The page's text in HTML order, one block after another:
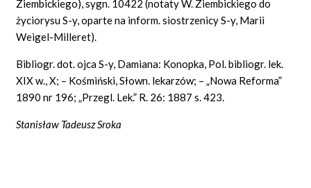
Ziembickiego), sygn. 10422 (notaty W. Ziembickiego do
życiorysu S-y, oparte na inform. siostrzenicy S-y, Marii
Weigel-Milleret).
Bibliogr.dot.ojca S-y, Damiana: Konopka, Pol. bibliogr. lek.
XIX w., X; – Kośmiński, Słown. lekarzów; – „Nowa Reforma”
1890 nr 196; „Przegl. Lek.” R. 26: 1887 s. 423.
Stanisław Tadeusz Sroka